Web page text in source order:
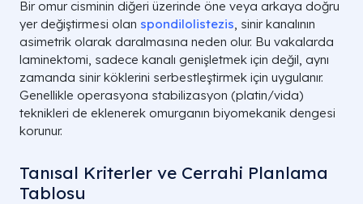
Bir omur cisminin diğeri üzerinde öne veya arkaya doğru
yer değiştirmesi olan spondilolistezis , sinir kanalının
asimetrik olarak daralmasına neden olur. Bu vakalarda
laminektomi, sadece kanalı genişletmek için değil, aynı
zamanda sinir köklerini serbestleştirmek için uygulanır.
Genellikle operasyona stabilizasyon (platin/vida)
teknikleri de eklenerek omurganın biyomekanik dengesi
korunur.
Tanısal Kriterler ve Cerrahi Planlama
Tablosu